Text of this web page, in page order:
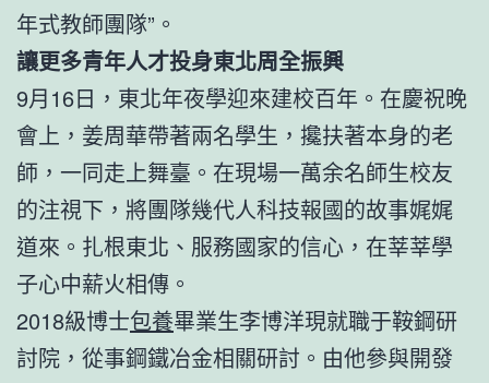
年式教師團隊”。
讓更多青年人才投身東北周全振興
9月16日，東北年夜學迎來建校百年。在慶祝晚
會上，姜周華帶著兩名學生，攙扶著本身的老
師，一同走上舞臺。在現場一萬余名師生校友
的注視下，將團隊幾代人科技報國的故事娓娓
道來。扎根東北、服務國家的信心，在莘莘學
子心中薪火相傳。
2018級博士包養畢業生李博洋現就職于鞍鋼研
討院，從事鋼鐵冶金相關研討。由他參與開發